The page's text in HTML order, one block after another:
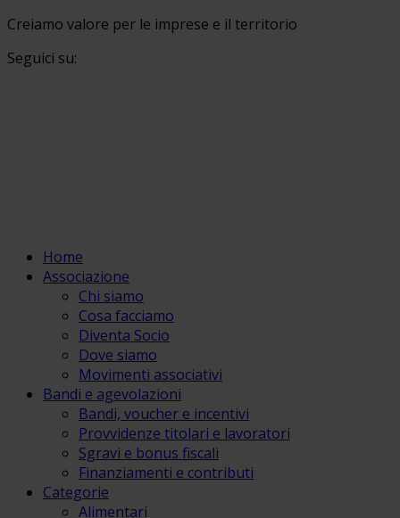
Creiamo valore per le imprese e il territorio
Seguici su:
Home
Associazione
Chi siamo
Cosa facciamo
Diventa Socio
Dove siamo
Movimenti associativi
Bandi e agevolazioni
Bandi, voucher e incentivi
Provvidenze titolari e lavoratori
Sgravi e bonus fiscali
Finanziamenti e contributi
Categorie
Alimentari